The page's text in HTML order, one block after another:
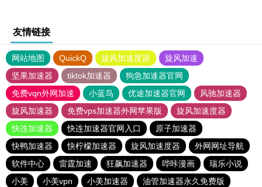
友情链接
网站地图 QuickQ 旋风加速度器
旋风加速
坚果加速器
tiktok加速器
狗急加速器官网
免费vqn外网加速
小蓝鸟 优途加速器官网
风驰加速器
旋风加速器
免费vps加速器外网苹果版
旋风加速度器
快连加速器
快连加速器官网入口
原子加速器
快鸭加速器
快柠檬加速器 旋风加速度器
外网网址导航
软件中心
雷霆加速 狂飙加速器 哔咔漫画
瑞乐小说
小美
小美vpn 小美加速器
油管加速器永久免费版